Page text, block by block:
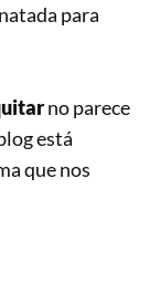
para
no parece
está
que nos